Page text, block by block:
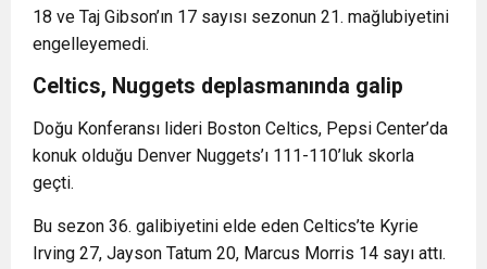
18 ve Taj Gibson’ın 17 sayısı sezonun 21. mağlubiyetini
engelleyemedi.
Celtics, Nuggets deplasmanında galip
Doğu Konferansı lideri Boston Celtics, Pepsi Center’da
konuk olduğu Denver Nuggets’ı 111-110’luk skorla
geçti.
Bu sezon 36. galibiyetini elde eden Celtics’te Kyrie
Irving 27, Jayson Tatum 20, Marcus Morris 14 sayı attı.